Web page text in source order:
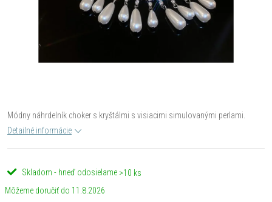
Módny náhrdelník choker s kryštálmi s visiacimi simulovanými perlami.
Detailné informácie
Skladom - hneď odosielame >10 ks
11.8.2026